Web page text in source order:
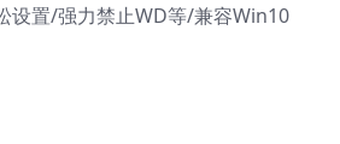
设置/强力禁止WD等/兼容Win10